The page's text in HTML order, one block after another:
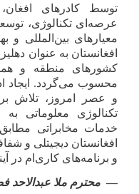
توسط کادرهای افغان،
عرصه‌ای تکنالوژی،
معیارهای بین‌المللی و
افغانستان به ‌عنوان
کشورهای منطقه و
محسوب می‌گردد. ایجاد
و عصر امروز، تلاش
تکنالوژی معلوماتی
خدمات مخابراتی
افغانستان دیجیتلی و
و برنامه‌های کاری‌ام در
محترم ملا عبدالاحد